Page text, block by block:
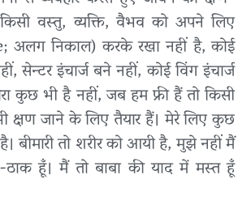
वस्तु, व्यक्ति, वैभव को अपने लिए
अलग निकाल) करके रखा नहीं है, कोई
सेन्टर इंचार्ज बने नहीं, कोई विंग इंचार्ज
कुछ भी है नहीं, जब हम फ्री हैं तो किसी
क्षण जाने के लिए तैयार हैं। मेरे लिए कुछ
बीमारी तो शरीर को आयी है, मुझे नहीं मैं
हूँ। मैं तो बाबा की याद में मस्त हूँ